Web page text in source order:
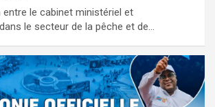
le cabinet ministériel et
le secteur de la pêche et de…